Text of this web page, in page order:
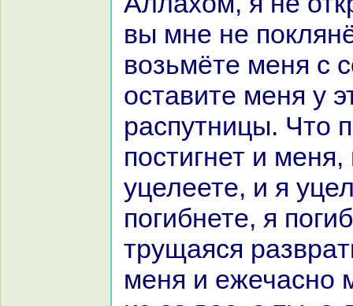
вы мне не
возьмёте меня с
оставите меня у
paспутницы. Что
постигнет и
уцелеете, и я
погибнете, я
трущаяся
меня и ежечасно